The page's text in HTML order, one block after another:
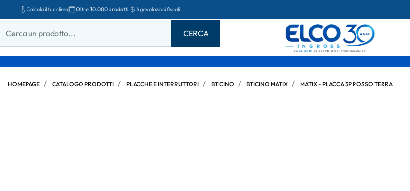
Calcola il tuo clima Oltre 10.000 prodotti Agevolazioni fiscali
HOMEPAGE CATALOGO PRODOTTI PLACCHE E INTERRUTTORI BTICINO BTICINO MATIX MATIX - PLACCA 3P ROSSO TERRA